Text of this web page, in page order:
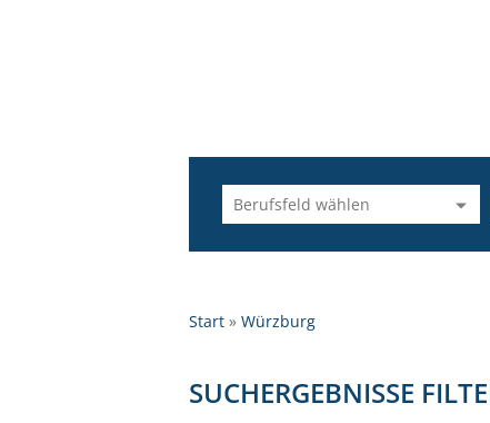
Start Würzburg
SUCHERGEBNISSE